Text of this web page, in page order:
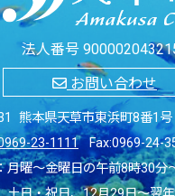
法人番号
お問い合わせ
熊本県天草市東浜町8番1号
23-1111Fax:0969-24-
月曜～金曜日の午前8時30分